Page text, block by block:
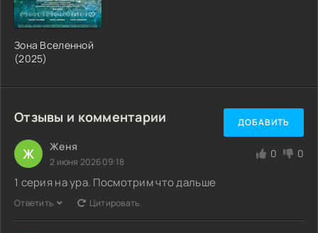
Зона Вселенной
(2025)
Отзывы и комментарии ДОБАВИТЬ
Ж Женя
2 июня 2026 09:18
0 0
1 серия на ура. Посмотрим что дальше
Ответить Цитировать